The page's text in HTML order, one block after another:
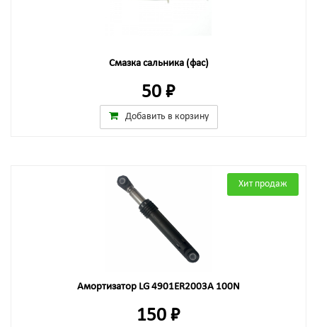
Смазка сальника (фас)
50 ₽
Добавить в корзину
Хит продаж
Амортизатор LG 4901ER2003A 100N
150 ₽